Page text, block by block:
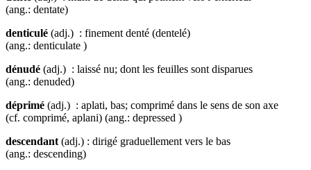
(ang.: dentate)
denticulé (adj.) : finement denté (dentelé)
(ang.: denticulate )
dénudé (adj.) : laissé nu; dont les feuilles sont disparues
(ang.: denuded)
déprimé (adj.) : aplati, bas; comprimé dans le sens de son axe
(cf. comprimé, aplani) (ang.: depressed )
descendant (adj.) : dirigé graduellement vers le bas
(ang.: descending)